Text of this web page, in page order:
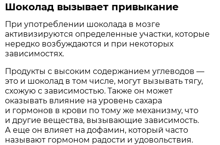
Шоколад вызывает привыкание
При употреблении шоколада в мозге
активизируются определенные участки, которые
нередко возбуждаются и при некоторых
зависимостях.
Продукты с высоким содержанием углеводов —
это и шоколад в том числе, могут вызывать тягу,
схожую с зависимостью. Также он может
оказывать влияние на уровень сахара
и гормонов в крови по тому же механизму, что
и другие вещества, вызывающие зависимость.
А еще он влияет на дофамин, который часто
называют гормоном радости и удовольствия.